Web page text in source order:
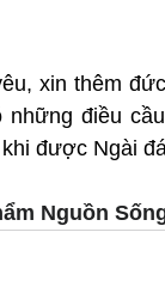
xin thêm
những điều
được Ngài
Nguồn